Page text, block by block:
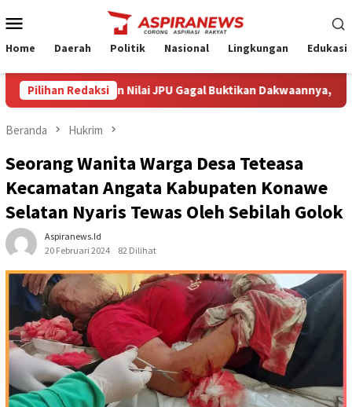
ke
Mobile
Home Daerah Politik Nasional Lingkungan Edukasi
Pilihan Redaksi
Armin Amin Nilai JPU Gagal Buktikan Dakwaannya,
Beranda Hukrim
Seorang Wanita Warga Desa Teteasa
Kecamatan Angata Kabupaten Konawe
Selatan Nyaris Tewas Oleh Sebilah Golok
Aspiranews.id
20 Februari 2024
82 Dilihat